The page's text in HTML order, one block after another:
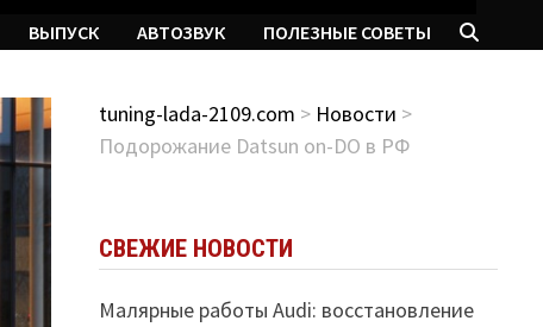
ВЫПУСК АВТОЗВУК ПОЛЕЗНЫЕ СОВЕТЫ
tuning-lada-2109.com > Новости >
Подорожание Datsun on-DO в РФ
СВЕЖИЕ НОВОСТИ
Малярные работы Audi: восстановление